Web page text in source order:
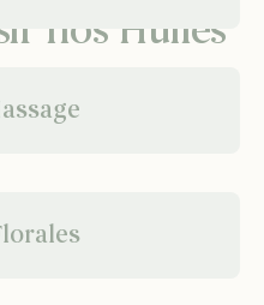
nos Huiles